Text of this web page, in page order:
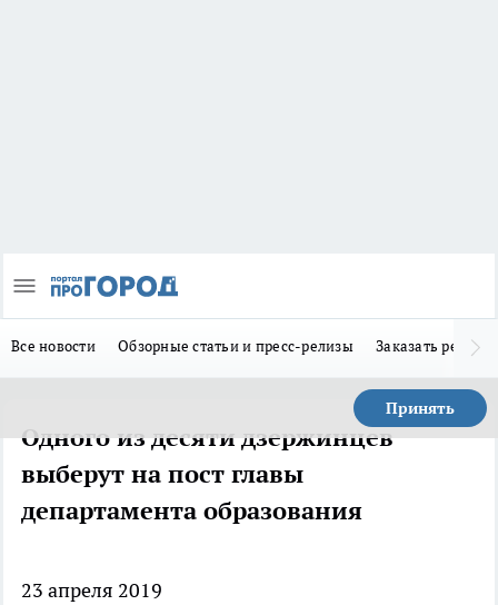
Все новости Обзорные статьи и пресс-релизы Заказать
Принять
Одного из десяти дзержинцев
выберут на пост главы
департамента образования
23 апреля 2019